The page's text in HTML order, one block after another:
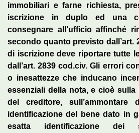
immobiliari e farne richiesta,
iscrizione in duplo ed una
consegnare all’ufficio affinché
secondo quanto previsto dall’art.
di iscrizione deve riportare tutte
dall’art. 2839 cod.civ. Gli errori
o inesattezze che inducano
essenziali della nota, e cioè sulla
del creditore,
identificazione del bene dato in
esatta identificazione dei